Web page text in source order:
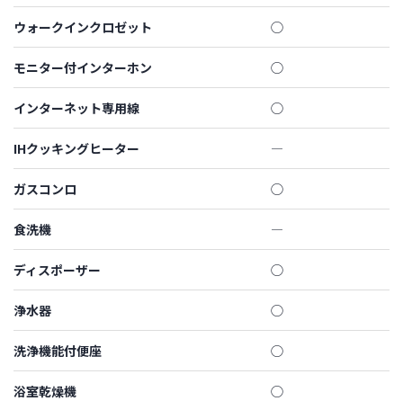
ウォークインクロゼット ◯
モニター付インターホン ◯
インターネット専用線 ◯
IHクッキングヒーター ―
ガスコンロ ◯
食洗機 ―
ディスポーザー ◯
浄水器 ◯
洗浄機能付便座 ◯
浴室乾燥機 ◯